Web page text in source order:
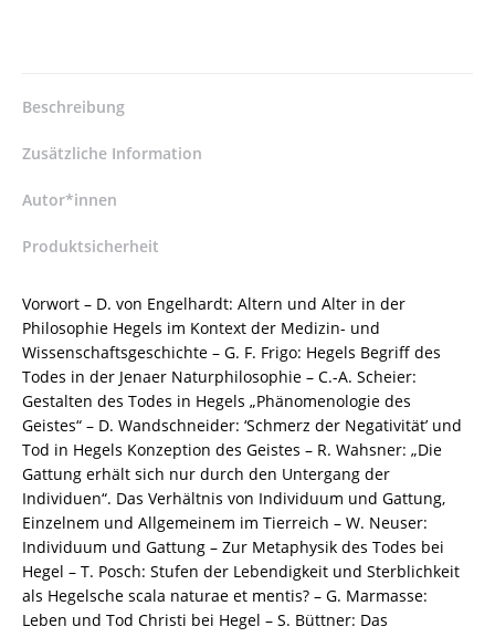
(Hrsg.),
Lenski
–
9783826057533
978-
3-
8260-
5753-
3
/
978-
3-
82-
605753-
3
Menge
Beschreibung
Zusätzliche Information
Autor*innen
Produktsicherheit
Vorwort – D. von Engelhardt: Altern und Alter in der
Philosophie Hegels im Kontext der Medizin- und
Wissenschaftsgeschichte – G. F. Frigo: Hegels Begriff des
Todes in der Jenaer Naturphilosophie – C.-A. Scheier:
Gestalten des Todes in Hegels „Phänomenologie des
Geistes“ – D. Wandschneider: ‘Schmerz der Negativität’ und
Tod in Hegels Konzeption des Geistes – R. Wahsner: „Die
Gattung erhält sich nur durch den Untergang der
Individuen“. Das Verhältnis von Individuum und Gattung,
Einzelnem und Allgemeinem im Tierreich – W. Neuser:
Individuum und Gattung – Zur Metaphysik des Todes bei
Hegel – T. Posch: Stufen der Lebendigkeit und Sterblichkeit
als Hegelsche scala naturae et mentis? – G. Marmasse:
Leben und Tod Christi bei Hegel – S. Büttner: Das